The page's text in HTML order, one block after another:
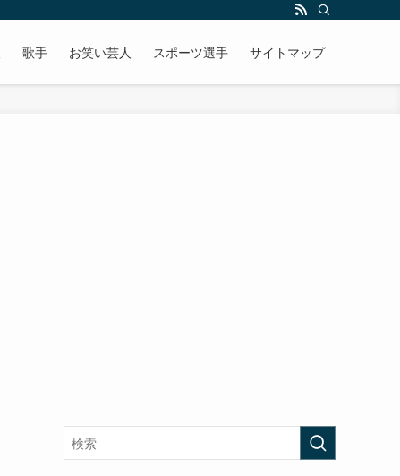
歌手 お笑い芸人 スポーツ選手 サイトマップ